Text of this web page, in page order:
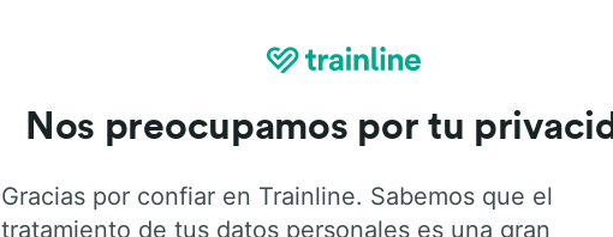
Nos preocupamos por tu
Gracias por confiar en Trainline. Sabemos que el
tratamiento de tus datos personales es una gran